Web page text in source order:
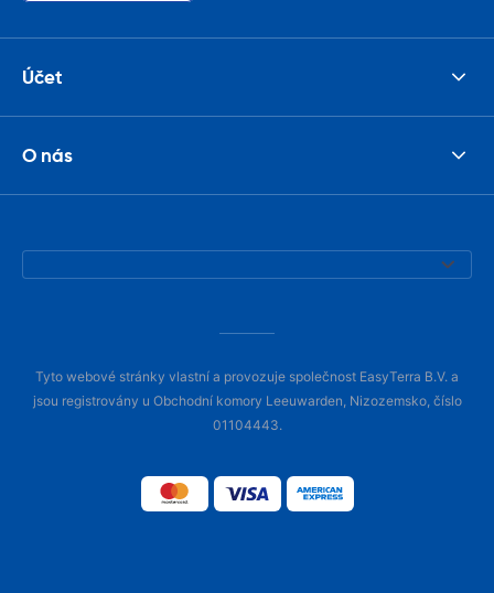
Účet
O nás
Tyto webové stránky vlastní a provozuje společnost EasyTerra B.V. a
jsou registrovány u Obchodní komory Leeuwarden, Nizozemsko, číslo
01104443.